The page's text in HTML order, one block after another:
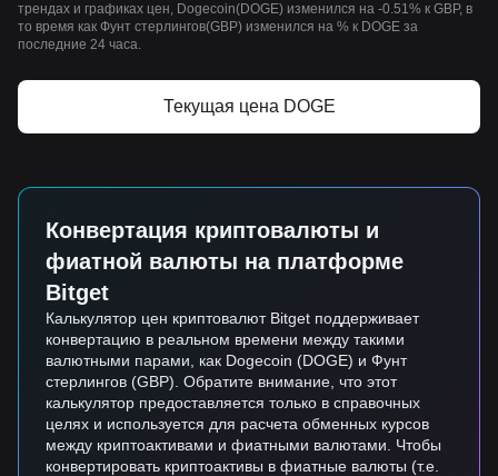
трендах и графиках цен, Dogecoin(DOGE) изменился на -0.51% к GBP, в
то время как Фунт стерлингов(GBP) изменился на % к DOGE за
последние 24 часа.
Текущая цена DOGE
Конвертация криптовалюты и
фиатной валюты на платформе
Bitget
Калькулятор цен криптовалют Bitget поддерживает
конвертацию в реальном времени между такими
валютными парами, как Dogecoin (DOGE) и Фунт
стерлингов (GBP). Обратите внимание, что этот
калькулятор предоставляется только в справочных
целях и используется для расчета обменных курсов
между криптоактивами и фиатными валютами. Чтобы
конвертировать криптоактивы в фиатные валюты (т.е.